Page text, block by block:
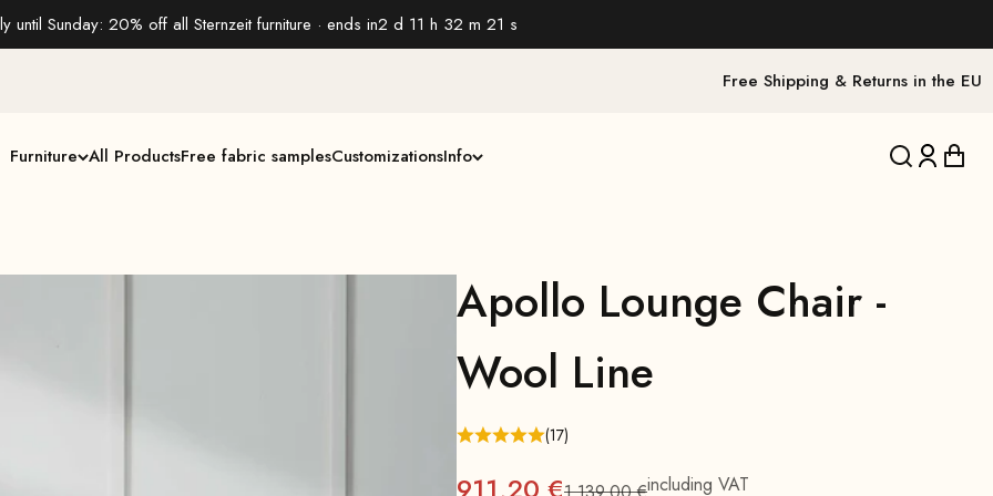
until Sunday: 20% off all Sternzeit furniture · ends in2 d 11 h 32 m 20 s
Free Shipping & Returns in the EU
Furniture All ProductsFree fabric samplesCustomizationsInfo Translation
Apollo Lounge Chair -
Wool Line
(17)
including VAT